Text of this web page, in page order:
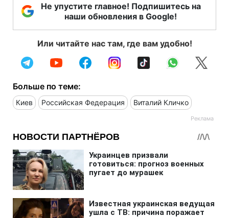
Не упустите главное! Подпишитесь на
наши обновления в Google!
Или читайте нас там, где вам удобно!
Больше по теме:
Киев Российская Федерация Виталий Кличко